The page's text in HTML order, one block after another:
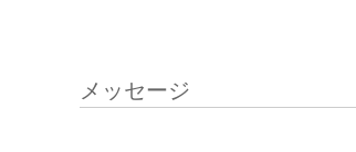
メッセージ